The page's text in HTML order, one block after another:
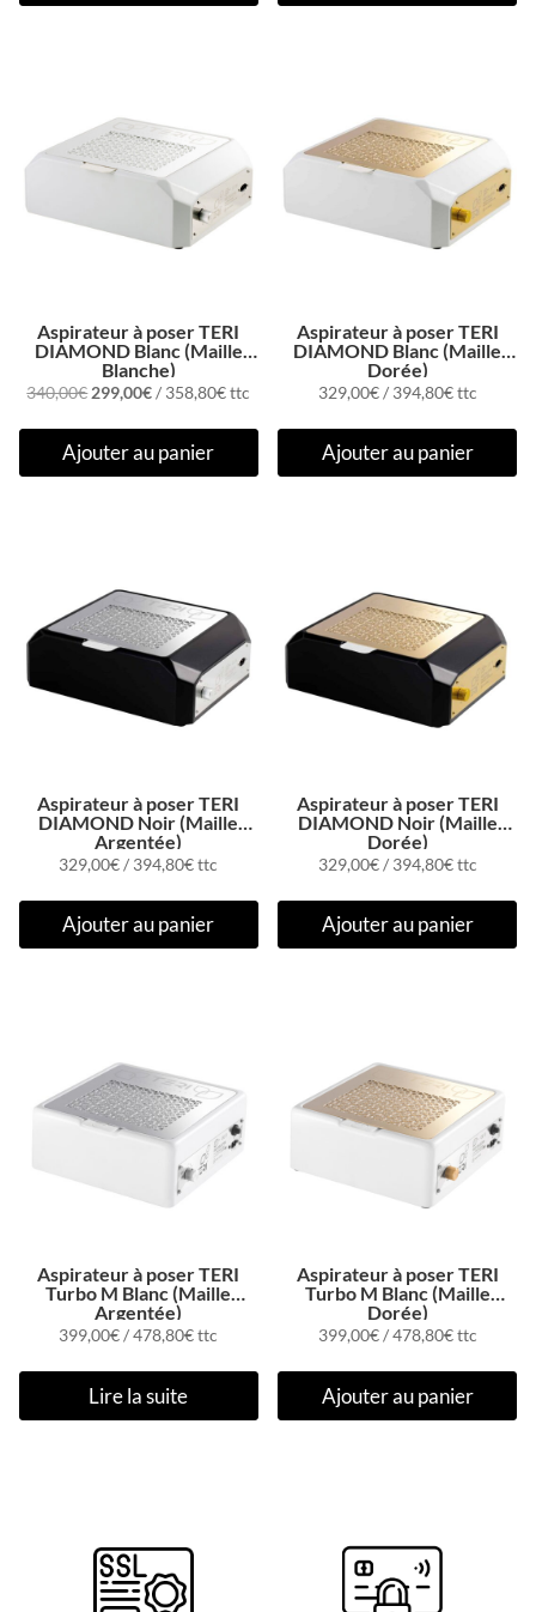
Aspirateur à poser TERI
DIAMOND Blanc (Maille
Blanche)
340,00€ Le
initial
299,00€Le
actuel
/ 358,80€ttc
Ajouter au panier
Aspirateur à poser TERI
DIAMOND Blanc (Maille
Dorée)
329,00€/ 394,80€ttc
Ajouter au panier
Aspirateur à poser TERI
DIAMOND Noir (Maille
Argentée)
329,00€/ 394,80€ttc
Ajouter au panier
Aspirateur à poser TERI
DIAMOND Noir (Maille
Dorée)
329,00€/ 394,80€ttc
Ajouter au panier
Aspirateur à poser TERI
Turbo M Blanc (Maille
Argentée)
399,00€/478,80€ttc
Lire la suite
Aspirateur à poser TERI
Turbo M Blanc (Maille
Dorée)
399,00€/478,80€ttc
Ajouter au panier